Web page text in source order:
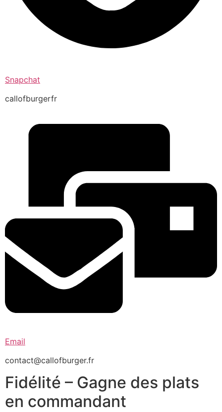
Snapchat
callofburgerfr
Email
contact@callofburger.fr
Fidélité – Gagne des plats
en commandant